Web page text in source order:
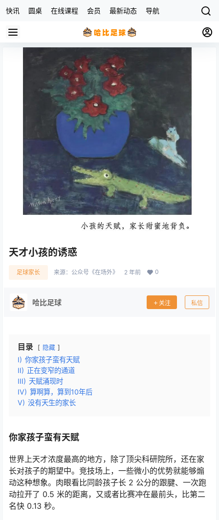
快讯 圆桌 在线课程 会员 最新动态 导航
天才小孩的诱惑
足球家长 来源： 公众号《在场外》 2 年前 0
哈比足球 关注 私信
目录 隐藏
I) 你家孩子蛮有天赋
II) 正在变窄的通道
III) 天赋涌现时
IV) 算啊算，算到10年后
V) 没有天生的家长
你家孩子蛮有天赋
世界上天才浓度最高的地方，除了顶尖科研院所，还在家
长对孩子的期望中。竞技场上，一些微小的优势就能够煽
动这种想象。肉眼看比同龄孩子长 2 公分的跟腱、一次跑
动拉开了 0.5 米的距离，又或者比赛冲在最前头，比第二
名快 0.13 秒。